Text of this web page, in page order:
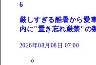
6
厳しすぎる酷暑から愛
内に"置き忘れ厳禁"の
2026年08月08日 07:00